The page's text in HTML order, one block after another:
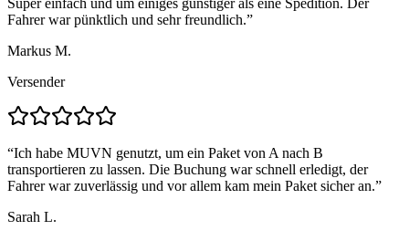
Super einfach und um einiges günstiger als eine Spedition. Der
Fahrer war pünktlich und sehr freundlich.”
Markus M.
Versender
“Ich habe MUVN genutzt, um ein Paket von A nach B
transportieren zu lassen. Die Buchung war schnell erledigt, der
Fahrer war zuverlässig und vor allem kam mein Paket sicher an.”
Sarah L.